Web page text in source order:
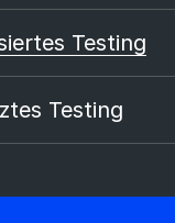
Testing
Testing